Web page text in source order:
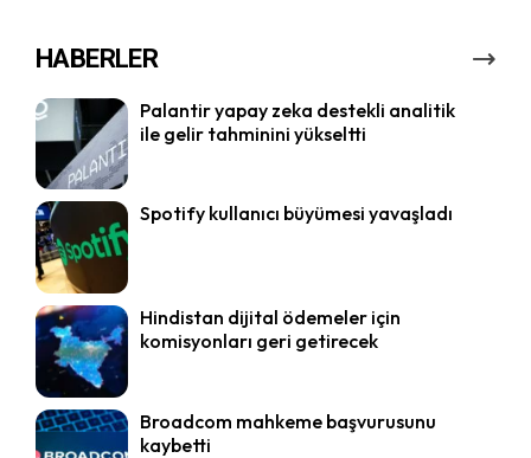
HABERLER
Palantir yapay zeka destekli analitik
ile gelir tahminini yükseltti
Spotify kullanıcı büyümesi yavaşladı
Hindistan dijital ödemeler için
komisyonları geri getirecek
Broadcom mahkeme başvurusunu
kaybetti